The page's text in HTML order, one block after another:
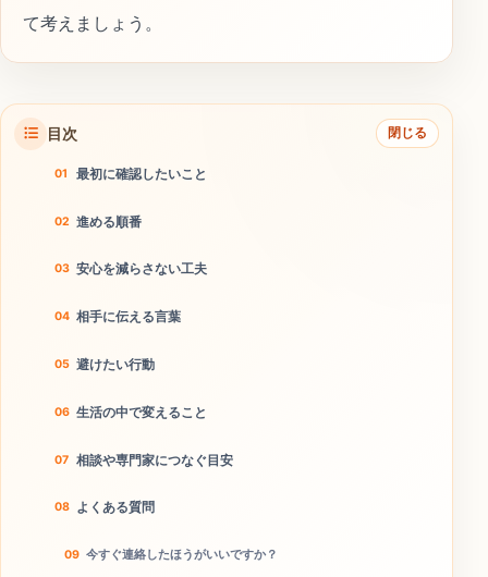
て考えましょう。
目次 閉じる
最初に確認したいこと
進める順番
安心を減らさない工夫
相手に伝える言葉
避けたい行動
生活の中で変えること
相談や専門家につなぐ目安
よくある質問
今すぐ連絡したほうがいいですか？